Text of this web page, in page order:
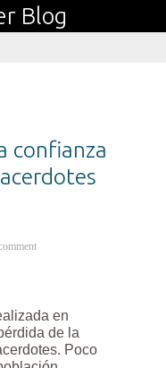
confianza
en
de la
Poco